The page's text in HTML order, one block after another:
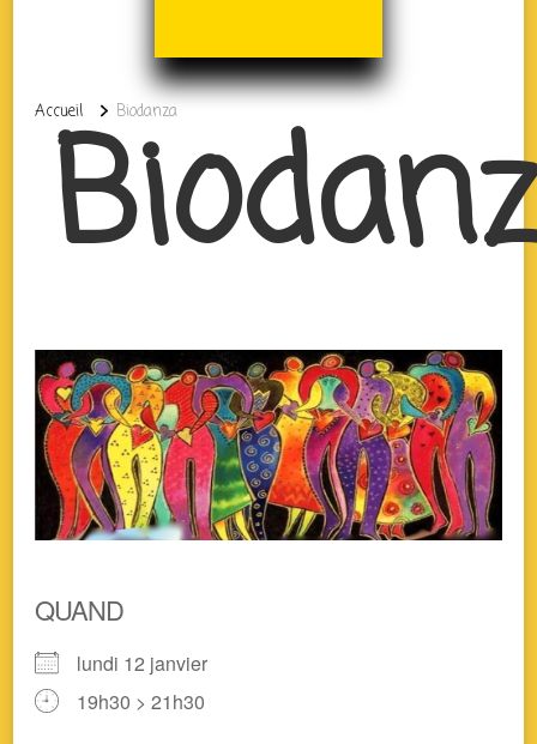
Accueil Biodanza
QUAND
lundi 12 janvier
19h30 > 21h30